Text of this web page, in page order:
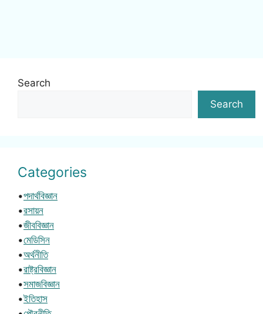
Search
Search
Categories
•পদার্থবিজ্ঞান
•রসায়ন
•জীববিজ্ঞান
•মেডিসিন
•অর্থনীতি
•রাষ্ট্রবিজ্ঞান
•সমাজবিজ্ঞান
•ইতিহাস